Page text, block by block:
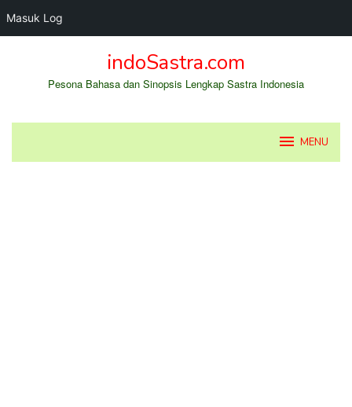
Masuk Log
indoSastra.com
Pesona Bahasa dan Sinopsis Lengkap Sastra Indonesia
MENU